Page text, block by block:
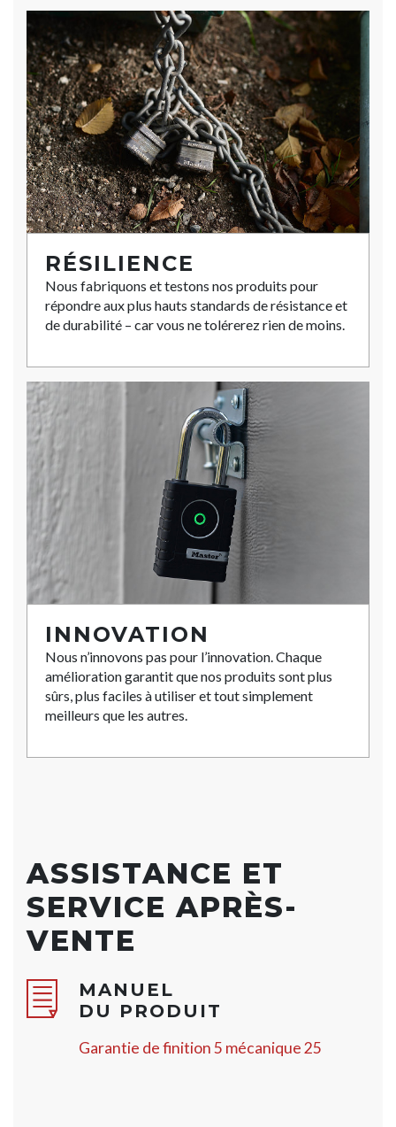
RÉSILIENCE
Nous fabriquons et testons nos produits pour
répondre aux plus hauts standards de résistance et
de durabilité – car vous ne tolérerez rien de moins.
INNOVATION
Nous n’innovons pas pour l’innovation. Chaque
amélioration garantit que nos produits sont plus
sûrs, plus faciles à utiliser et tout simplement
meilleurs que les autres.
ASSISTANCE ET
SERVICE APRÈS-
VENTE
MANUEL
DU PRODUIT
Garantie de finition 5 mécanique 25